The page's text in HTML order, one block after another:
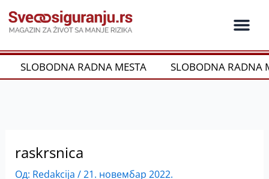
на
садржај
SLOBODNA RADNA MESTA SLOBODNA RADNA
raskrsnica
Од: Redakcija /21. новембар 2022.